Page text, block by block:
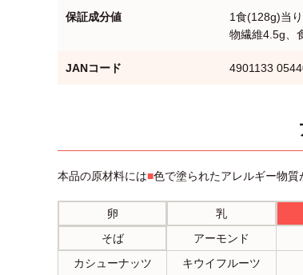
保証成分値
1食(128g)当
物繊維4.5g、
JANコード 4901133
本品の原材料には■色で塗られたアレルギー物質
卵 乳
そば
アーモンド
カシューナッツ
キウイフルーツ